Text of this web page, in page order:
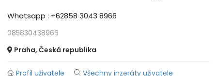
Whatsapp : +62858 3043 8966
085830438966
Praha, Česká republika
Profil uživatele Všechny inzeráty uživatele